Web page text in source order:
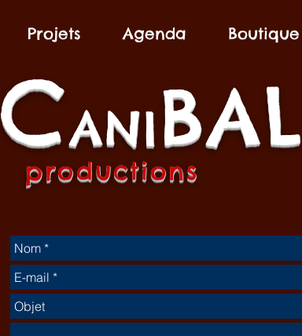
Projets Agenda Boutique
CANIBAL
productions